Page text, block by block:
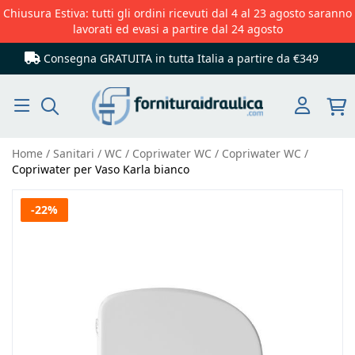
Chiusura Estiva: tutti gli ordini ricevuti dal 4 al 23 agosto saranno
lavorati ed evasi a partire dal 24 agosto
Consegna GRATUITA in tutta Italia a partire da €349
Home Sanitari WC Copriwater WC
Copriwater WC
Copriwater per Vaso Karla bianco
Vai
-22%